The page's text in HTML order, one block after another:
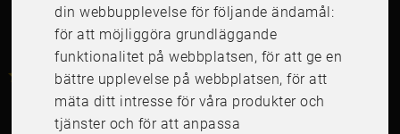
din webbupplevelse för följande ändamål:
för att möjliggöra grundläggande
funktionalitet på webbplatsen, för att ge en
bättre upplevelse på webbplatsen,för att
mäta ditt intresse för våra produkter och
tjänster och för att anpassa
4.64.6 / 5 1000+Recensioner